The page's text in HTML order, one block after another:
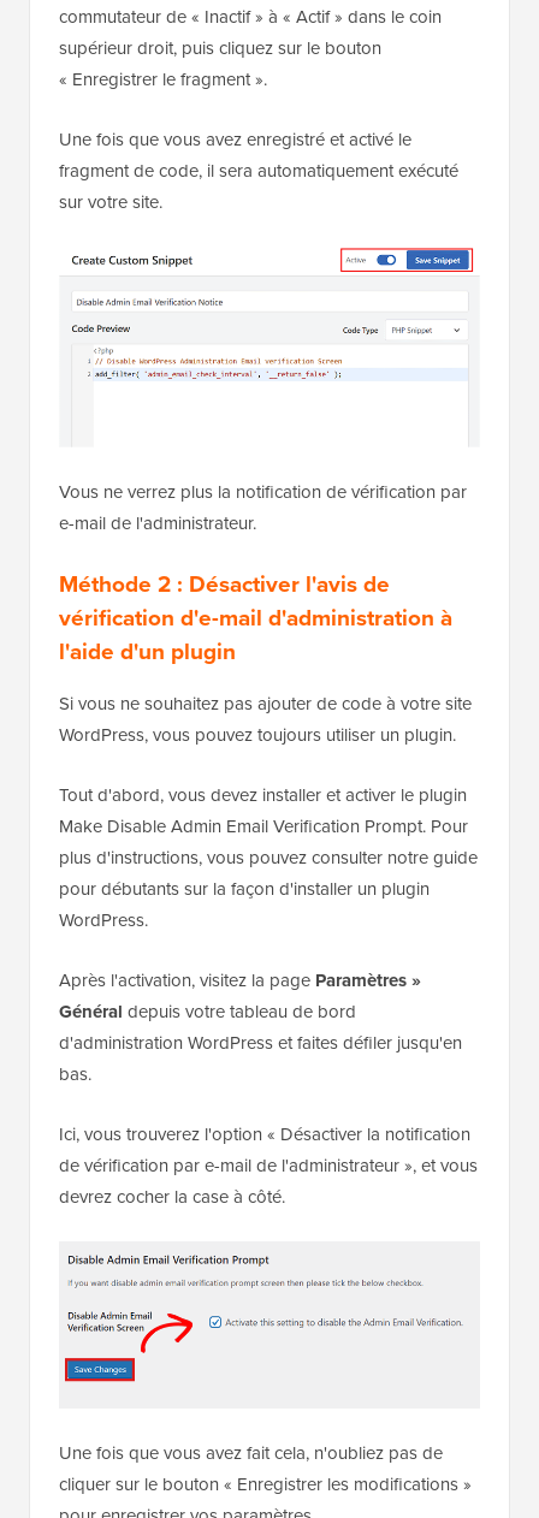
Maintenant, allez en haut de la page et basculez le
supérieur droit, puis cliquez sur le bouton
« Enregistrer le fragment ».
fragment de code, il sera automatiquement exécuté
sur votre site.
Vous ne verrez plus la notification de vérification par
e-mail de l'administrateur.
vérification d'e-mail d'administration à
l'aide d'un plugin
Si vous ne souhaitez pas ajouter de code à votre site
WordPress, vous pouvez toujours utiliser un plugin.
Tout d'abord, vous devez installer et activer le plugin
Make Disable Admin Email Verification Prompt. Pour
pour débutants sur la façon d'installer un plugin
WordPress.
Après l'activation, visitez la page
d'administration WordPress et faites défiler jusqu'en
bas.
de vérification par e-mail de l'administrateur », et vous
devrez cocher la case à côté.